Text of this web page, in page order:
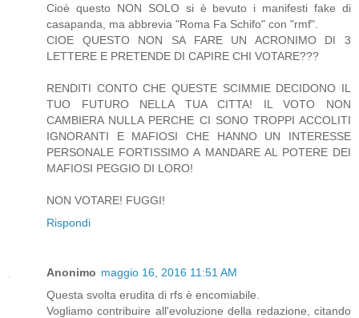
Cioè questo NON SOLO si è bevuto i manifesti fake di
casapanda, ma abbrevia "Roma Fa Schifo" con "rmf".
CIOE QUESTO NON SA FARE UN ACRONIMO DI 3
LETTERE E PRETENDE DI CAPIRE CHI VOTARE???
RENDITI CONTO CHE QUESTE SCIMMIE DECIDONO IL
TUO FUTURO NELLA TUA CITTA! IL VOTO NON
CAMBIERA NULLA PERCHE CI SONO TROPPI ACCOLITI
IGNORANTI E MAFIOSI CHE HANNO UN INTERESSE
PERSONALE FORTISSIMO A MANDARE AL POTERE DEI
MAFIOSI PEGGIO DI LORO!
NON VOTARE! FUGGI!
Rispondi
Anonimo maggio 16, 2016 11:51 AM
Questa svolta erudita di rfs è encomiabile.
Vogliamo contribuire all'evoluzione della redazione, citando